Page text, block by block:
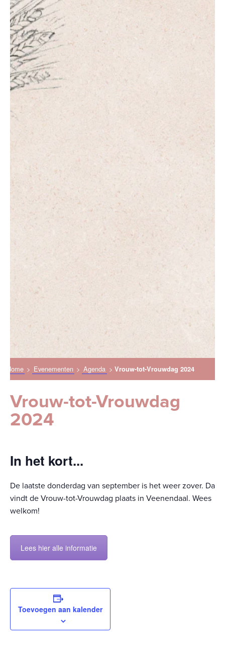
Home > Evenementen > Agenda > Vrouw-tot-Vrouwdag 2024
Vrouw-tot-Vrouwdag
2024
In het kort...
De laatste donderdag van september is het weer zover. Dan
vindt de Vrouw-tot-Vrouwdag plaats in Veenendaal. Wees
welkom!
Lees hier alle informatie
Toevoegen aan kalender